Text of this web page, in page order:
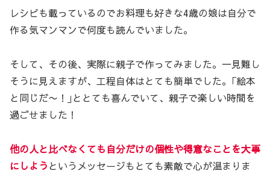
レシピも載っているのでお料理も好きな4歳の娘は自分で
作る気マンマンで何度も読んでいました。
そして、その後、実際に親子で作ってみました。一見難し
そうに見えますが、工程自体はとても簡単でした。｢絵本
と同じだ〜！｣ととても喜んでいて、親子で楽しい時間を
過ごせました！
他の人と比べなくても自分だけの個性や得意なことを大事
にしようというメッセージもとても素敵で心が温まりま